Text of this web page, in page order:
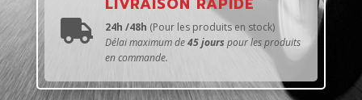
 24h /48h (Pour les produits en stock)
Délai maximum de45 jourspour les produits
en commande.